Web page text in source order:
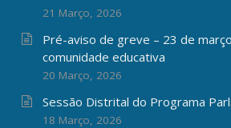
21 Março, 2026
Pré-aviso de greve – 23 de
comunidade educativa
20 Março, 2026
Sessão Distrital do Programa
18 Março, 2026